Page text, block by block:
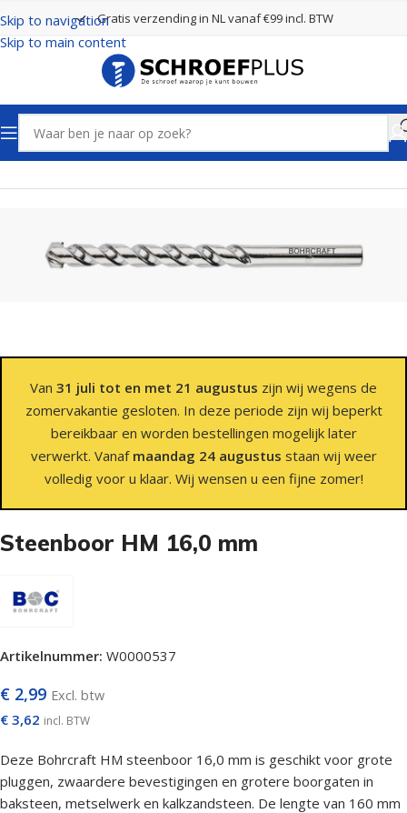
Skip to navigation
Skip to main content
Gratis verzending in NL vanaf €99 incl. BTW
Home Boren Steenboren
Van 31 juli tot en met 21 augustus zijn wij wegens de
zomervakantie gesloten. In deze periode zijn wij beperkt
bereikbaar en worden bestellingen mogelijk later
verwerkt. Vanaf maandag 24 augustus staan wij weer
volledig voor u klaar. Wij wensen u een fijne zomer!
Steenboor HM 16,0 mm
Artikelnummer: W0000537
€ 2,99 Excl. btw
€ 3,62 incl. BTW
Deze Bohrcraft HM steenboor 16,0 mm is geschikt voor grote
pluggen, zwaardere bevestigingen en grotere boorgaten in
baksteen, metselwerk en kalkzandsteen. De lengte van 160 mm